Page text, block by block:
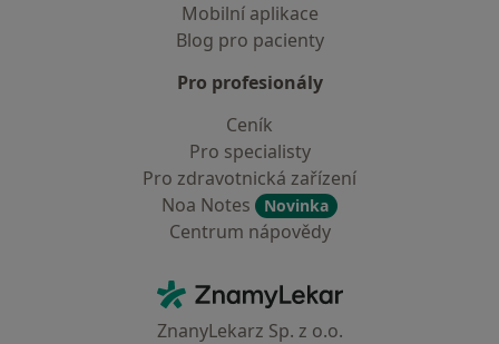
Mobilní aplikace
Blog pro pacienty
Pro profesionály
Ceník
Pro specialisty
Pro zdravotnická zařízení
Noa Notes
Novinka
Centrum nápovědy
ZnamyLekar - Hlavní stránka
ZnanyLekarz Sp. z o.o.